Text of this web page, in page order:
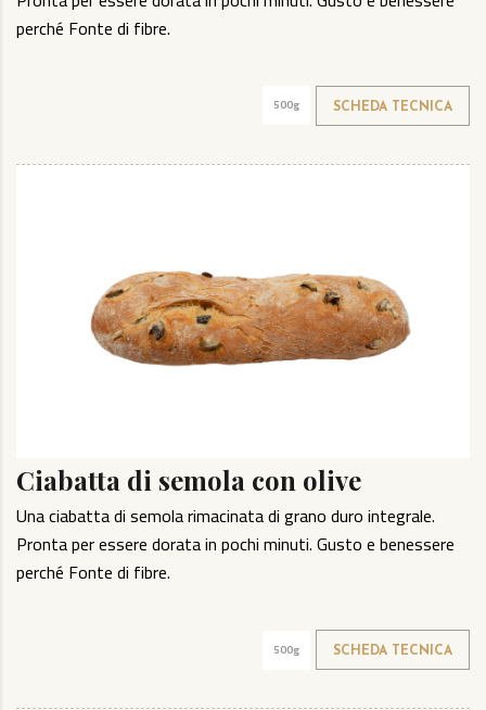
perché Fonte di fibre.
500g SCHEDA TECNICA
Ciabatta di semola con olive
Una ciabatta di semola rimacinata di grano duro integrale.
Pronta per essere dorata in pochi minuti. Gusto e benessere
perché Fonte di fibre.
500g SCHEDA TECNICA